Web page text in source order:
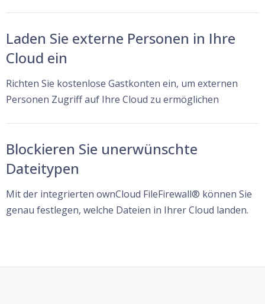
Laden Sie externe Personen in Ihre
Cloud ein
Richten Sie kostenlose Gastkonten ein, um externen
Personen Zugriff auf Ihre Cloud zu ermöglichen
Blockieren Sie unerwünschte
Dateitypen
Mit der integrierten ownCloud FileFirewall® können Sie
genau festlegen, welche Dateien in Ihrer Cloud landen.